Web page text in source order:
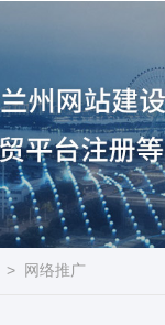
> 网络推广